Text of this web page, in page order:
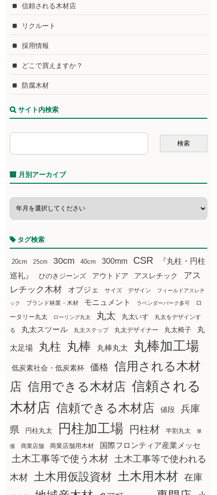
信頼される木材店
リクルート
採用情報
どこで買えますか？
防腐木材
サイト内検索
月別アーカイブ
タグ検索
20cm 25cm 30cm 40cm 300mm CSR
『丸柱・円柱
巡礼』
ひのきジーンズ アウトドア アスレチック
アス
レチック木材
オブジェ サイズ デザイン フィールドアスレチ
ック ブランド林業・木材 モニュメント ラベンダーパーク多可
ロ
ータリー丸太
ローリング丸太 丸太 丸太いす
丸太をデザインす
る
丸太スツール 丸太ステップ 丸太デザイナー 丸太椅子 丸
太足場 丸柱 丸棒 丸棒丸太 丸棒加工場
低炭素社会・低炭素杯 価格
信用される木材
店 信用できる木材店 信頼される
木材店 信頼できる木材店 値段
兵庫
県
円柱丸太 円柱加工場 円柱材 半割丸太 単
価 商業店舗 商業店舗用木材 国際フロンティア産業メッセ
土木工事等で使う木材
土木工事等で使われる
木材
土木用仮設資材 土木用木材 在庫